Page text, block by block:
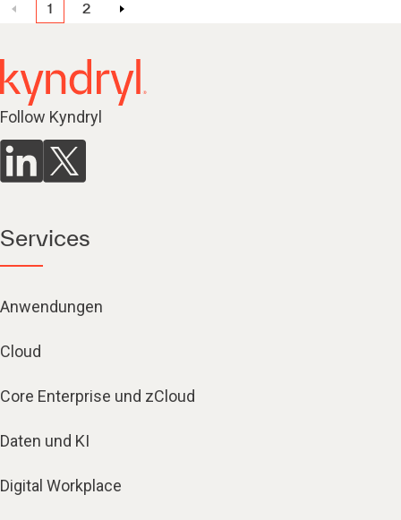
1 2
Follow Kyndryl
Services
Anwendungen
Cloud
Core Enterprise und zCloud
Daten und KI
Digital Workplace